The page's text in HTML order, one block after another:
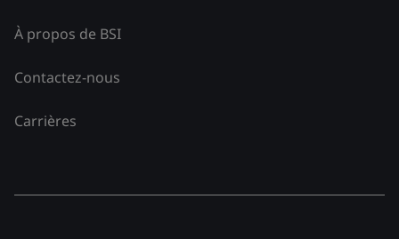
À propos de BSI
Contactez-nous
Carrières